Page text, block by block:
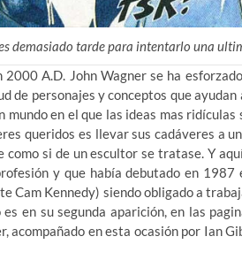
demasiado tarde para intentarlo una
A.D. John Wagner se ha
de personajes y conceptos que
en el que las ideas mas
queridos es llevar sus cadáveres a
si de un escultor se tratase. Y
y que había debutado en
Cam Kennedy) siendo obligado a
en su segunda aparición, en las
acompañado en esta ocasión por Ian